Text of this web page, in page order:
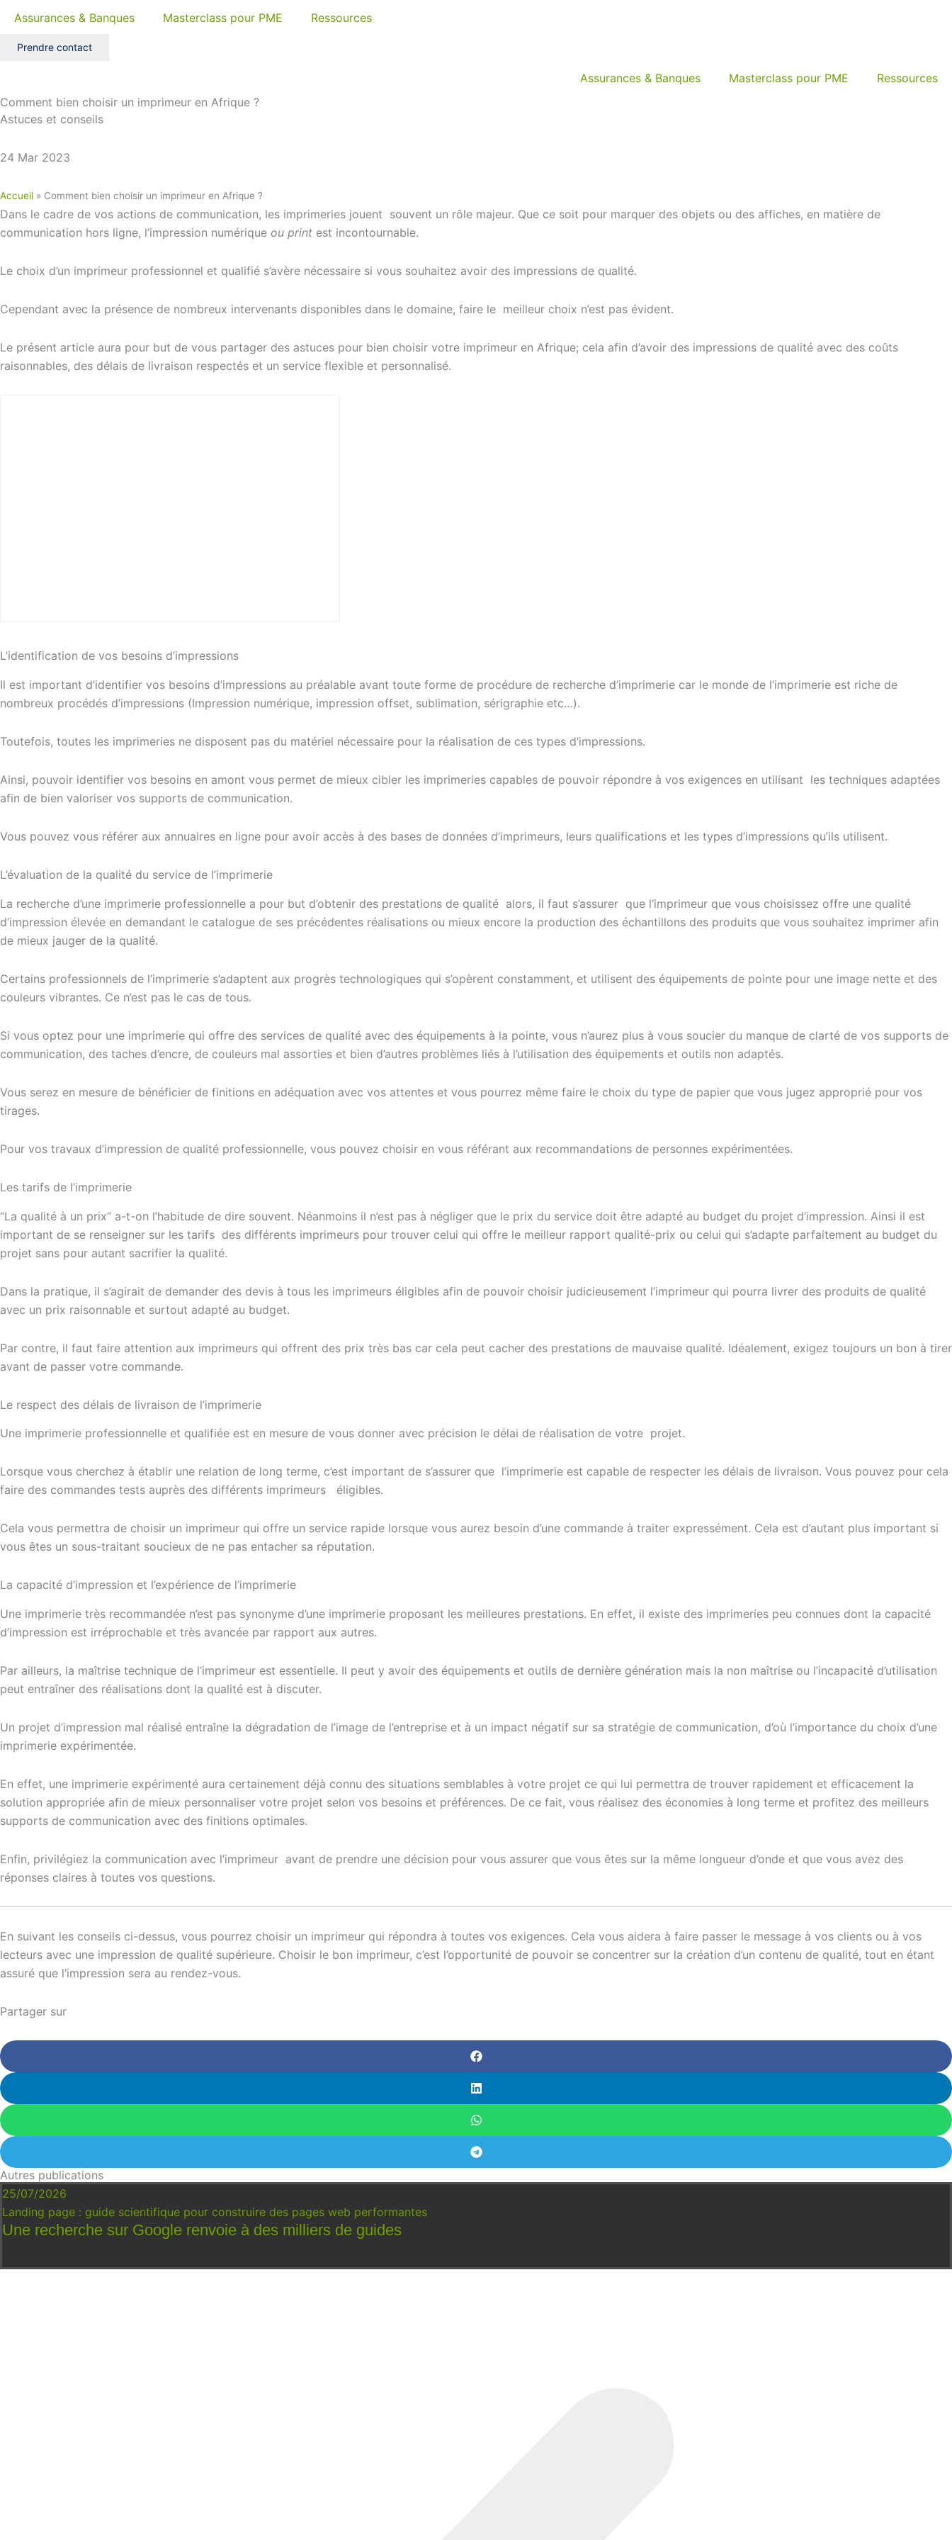
contenu
Assurances & Banques Masterclass pour PME Ressources
Prendre contact
Assurances & Banques Masterclass pour PME
Ressources
Comment bien choisir un imprimeur en Afrique ?
Astuces et conseils
24 Mar 2023
Accueil » Comment bien choisir un imprimeur en Afrique ?
Dans le cadre de vos actions de communication, les imprimeries jouent souvent un rôle majeur. Que ce soit pour marquer des objets ou des affiches, en matière de
communication hors ligne, l’impression numérique ou print est incontournable.
Le choix d’un imprimeur professionnel et qualifié s’avère nécessaire si vous souhaitez avoir des impressions de qualité.
Cependant avec la présence de nombreux intervenants disponibles dans le domaine, faire le meilleur choix n’est pas évident.
Le présent article aura pour but de vous partager des astuces pour bien choisir votre imprimeur en Afrique; cela afin d’avoir des impressions de qualité avec des coûts
raisonnables, des délais de livraison respectés et un service flexible et personnalisé.
L’identification de vos besoins d’impressions
Il est important d’identifier vos besoins d’impressions au préalable avant toute forme de procédure de recherche d’imprimerie car le monde de l’imprimerie est riche de
nombreux procédés d’impressions (Impression numérique, impression offset, sublimation, sérigraphie etc…).
Toutefois, toutes les imprimeries ne disposent pas du matériel nécessaire pour la réalisation de ces types d’impressions.
Ainsi, pouvoir identifier vos besoins en amont vous permet de mieux cibler les imprimeries capables de pouvoir répondre à vos exigences en utilisant les techniques adaptées
afin de bien valoriser vos supports de communication.
Vous pouvez vous référer aux annuaires en ligne pour avoir accès à des bases de données d’imprimeurs, leurs qualifications et les types d’impressions qu’ils utilisent.
L’évaluation de la qualité du service de l’imprimerie
La recherche d’une imprimerie professionnelle a pour but d’obtenir des prestations de qualité alors, il faut s’assurer que l’imprimeur que vous choisissez offre une qualité
d’impression élevée en demandant le catalogue de ses précédentes réalisations ou mieux encore la production des échantillons des produits que vous souhaitez imprimer afin
de mieux jauger de la qualité.
Certains professionnels de l’imprimerie s’adaptent aux progrès technologiques qui s’opèrent constamment, et utilisent des équipements de pointe pour une image nette et des
couleurs vibrantes. Ce n’est pas le cas de tous.
Si vous optez pour une imprimerie qui offre des services de qualité avec des équipements à la pointe, vous n’aurez plus à vous soucier du manque de clarté de vos supports de
communication, des taches d’encre, de couleurs mal assorties et bien d’autres problèmes liés à l’utilisation des équipements et outils non adaptés.
Vous serez en mesure de bénéficier de finitions en adéquation avec vos attentes et vous pourrez même faire le choix du type de papier que vous jugez approprié pour vos
tirages.
Pour vos travaux d’impression de qualité professionnelle, vous pouvez choisir en vous référant aux recommandations de personnes expérimentées.
Les tarifs de l’imprimerie
“La qualité à un prix” a-t-on l’habitude de dire souvent. Néanmoins il n’est pas à négliger que le prix du service doit être adapté au budget du projet d’impression. Ainsi il est
important de se renseigner sur les tarifs des différents imprimeurs pour trouver celui qui offre le meilleur rapport qualité-prix ou celui qui s’adapte parfaitement au budget du
projet sans pour autant sacrifier la qualité.
Dans la pratique, il s’agirait de demander des devis à tous les imprimeurs éligibles afin de pouvoir choisir judicieusement l’imprimeur qui pourra livrer des produits de qualité
avec un prix raisonnable et surtout adapté au budget.
Par contre, il faut faire attention aux imprimeurs qui offrent des prix très bas car cela peut cacher des prestations de mauvaise qualité. Idéalement, exigez toujours un bon à tirer
avant de passer votre commande.
Le respect des délais de livraison de l’imprimerie
Une imprimerie professionnelle et qualifiée est en mesure de vous donner avec précision le délai de réalisation de votre projet.
Lorsque vous cherchez à établir une relation de long terme, c’est important de s’assurer que l’imprimerie est capable de respecter les délais de livraison. Vous pouvez pour cela
faire des commandes tests auprès des différents imprimeurs éligibles.
Cela vous permettra de choisir un imprimeur qui offre un service rapide lorsque vous aurez besoin d’une commande à traiter expressément. Cela est d’autant plus important si
vous êtes un sous-traitant soucieux de ne pas entacher sa réputation.
La capacité d’impression et l’expérience de l’imprimerie
Une imprimerie très recommandée n’est pas synonyme d’une imprimerie proposant les meilleures prestations. En effet, il existe des imprimeries peu connues dont la capacité
d’impression est irréprochable et très avancée par rapport aux autres.
Par ailleurs, la maîtrise technique de l’imprimeur est essentielle. Il peut y avoir des équipements et outils de dernière génération mais la non maîtrise ou l’incapacité d’utilisation
peut entraîner des réalisations dont la qualité est à discuter.
Un projet d’impression mal réalisé entraîne la dégradation de l’image de l’entreprise et à un impact négatif sur sa stratégie de communication, d’où l’importance du choix d’une
imprimerie expérimentée.
En effet, une imprimerie expérimenté aura certainement déjà connu des situations semblables à votre projet ce qui lui permettra de trouver rapidement et efficacement la
solution appropriée afin de mieux personnaliser votre projet selon vos besoins et préférences. De ce fait, vous réalisez des économies à long terme et profitez des meilleurs
supports de communication avec des finitions optimales.
Enfin, privilégiez la communication avec l’imprimeur avant de prendre une décision pour vous assurer que vous êtes sur la même longueur d’onde et que vous avez des
réponses claires à toutes vos questions.
En suivant les conseils ci-dessus, vous pourrez choisir un imprimeur qui répondra à toutes vos exigences. Cela vous aidera à faire passer le message à vos clients ou à vos
lecteurs avec une impression de qualité supérieure. Choisir le bon imprimeur, c’est l’opportunité de pouvoir se concentrer sur la création d’un contenu de qualité, tout en étant
assuré que l’impression sera au rendez-vous.
Partager sur
Autres publications
25/07/2026
Landing page : guide scientifique pour construire des pages web performantes
Une recherche sur Google renvoie à des milliers de guides